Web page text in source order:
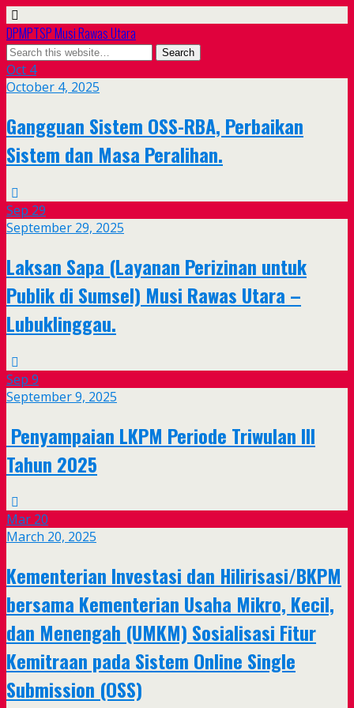
DPMPTSP Musi Rawas Utara
Oct 4
October 4, 2025
Gangguan Sistem OSS-RBA, Perbaikan
Sistem dan Masa Peralihan.
Sep 29
September 29, 2025
Laksan Sapa (Layanan Perizinan untuk
Publik di Sumsel) Musi Rawas Utara –
Lubuklinggau.
Sep 9
September 9, 2025
Penyampaian LKPM Periode Triwulan III
Tahun 2025
Mar 20
March 20, 2025
Kementerian Investasi dan Hilirisasi/BKPM
bersama Kementerian Usaha Mikro, Kecil,
dan Menengah (UMKM) Sosialisasi Fitur
Kemitraan pada Sistem Online Single
Submission (OSS)